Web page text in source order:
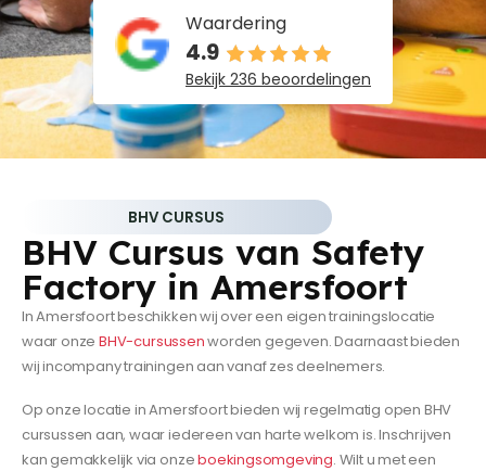
Waardering
4.9
Bekijk 236 beoordelingen
BHV CURSUS
BHV Cursus van Safety
Factory in Amersfoort
In Amersfoort beschikken wij over een eigen trainingslocatie
waar onzeBHV-cursussenworden gegeven. Daarnaast bieden
wij incompany trainingen aan vanaf zes deelnemers.
Op onze locatie in Amersfoort bieden wij regelmatig open BHV
cursussen aan, waar iedereen van harte welkom is. Inschrijven
kan gemakkelijk via onzeboekingsomgeving. Wilt u met een